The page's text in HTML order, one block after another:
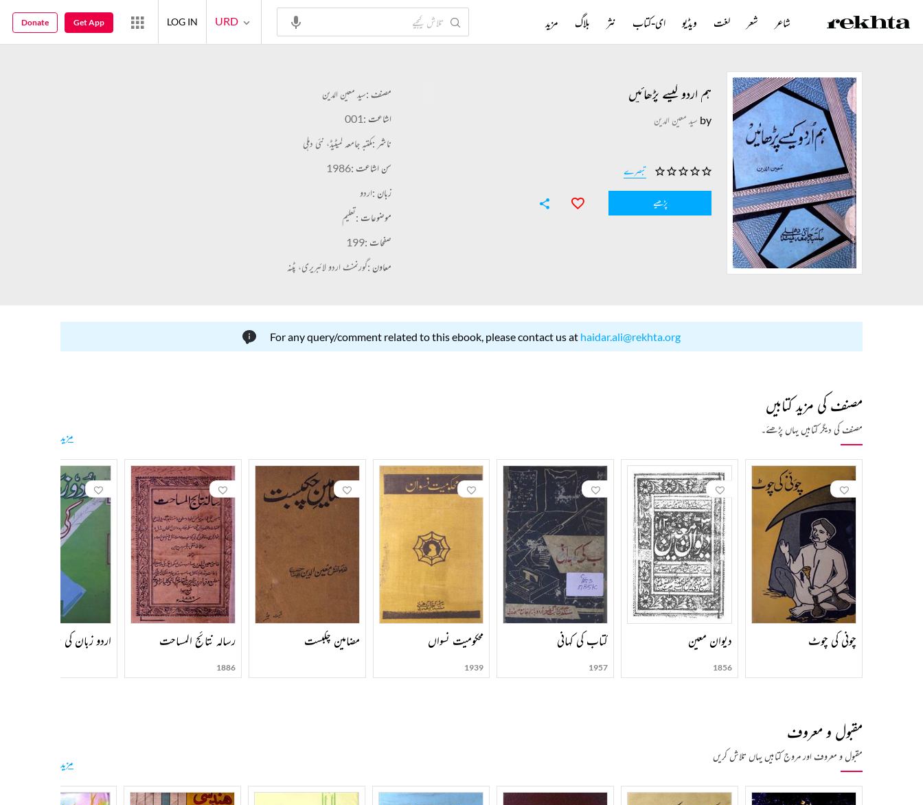
ہم اردو کیسے پڑھائیں
by سید معین الدین
تبصرے
پڑھیے
مصنف :سید معین الدین
اشاعت :001
ناشر :مکتبہ جامعہ لمیٹیڈ، نئی دہلی
سن اشاعت :1986
زبان :اردو
موضوعات :تعلیم
صفحات :199
معاون :گورنمنٹ اردو لائبریری، پٹنہ
For any query/comment related to this ebook, please contact us at haidar.ali@rekhta.org
مصنف کی مزید کتابیں
مصنف کی دیگر کتابیں یہاں پڑھئے۔ مزید
چونی کی چوٹ دیوان معین
1856
کتاب کی کہانی
1957
محکومیت نسواں
1939
مضامین چکبست رسالہ نتائج المساحت
1886
اردو زبان کی تدریس
مقبول و معروف
مقبول و معروف اور مروج کتابیں یہاں تلاش کریں مزید
شاعر شعر لغت ویڈیو ای-کتاب نثر بلاگ مزید URD
LOG IN
Get App
Donate